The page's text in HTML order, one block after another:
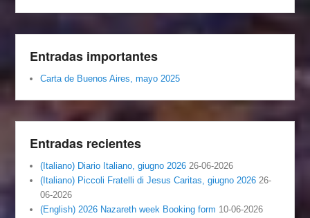
Entradas importantes
Carta de Buenos Aires, mayo 2025
Entradas recientes
(Italiano) Diario Italiano, giugno 2026 26-06-2026
(Italiano) Piccoli Fratelli di Jesus Caritas, giugno 2026 26-
06-2026
(English) 2026 Nazareth week Booking form 10-06-2026